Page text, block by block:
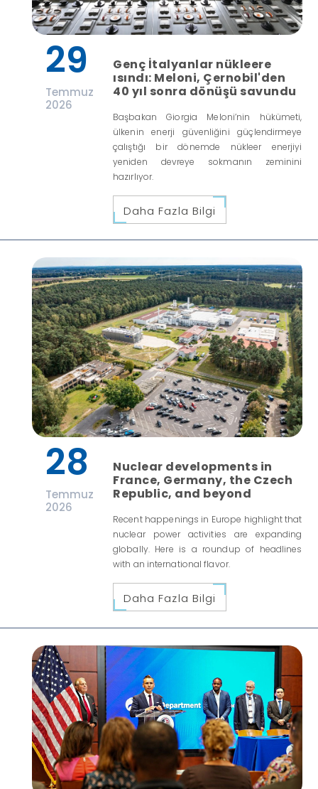
29
Temmuz
2026
Genç İtalyanlar nükleere
ısındı: Meloni, Çernobil'den
40 yıl sonra dönüşü savundu
Başbakan Giorgia Meloni’nin hükümeti,
ülkenin enerji güvenliğini güçlendirmeye
çalıştığı bir dönemde nükleer enerjiyi
yeniden devreye sokmanın zeminini
hazırlıyor.
Daha Fazla Bilgi
28
Temmuz
2026
Nuclear developments in
France, Germany, the Czech
Republic, and beyond
Recent happenings in Europe highlight that
nuclear power activities are expanding
globally. Here is a roundup of headlines
with an international flavor.
Daha Fazla Bilgi